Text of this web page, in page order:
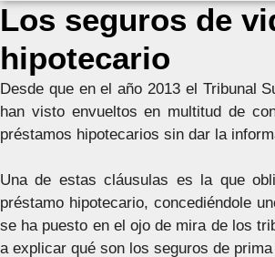
Los seguros de
hipotecario
Desde que en el año 2013 el Tribunal
han visto envueltos en multitud de
préstamos hipotecarios sin dar la
Una de estas cláusulas es la que
préstamo hipotecario, concediéndole
se ha puesto en el ojo de mira de los
a explicar qué son los seguros de